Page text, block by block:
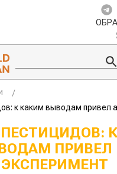
к каким выводам привел
ПЕСТИЦИДОВ: К
ПРИВЕЛ